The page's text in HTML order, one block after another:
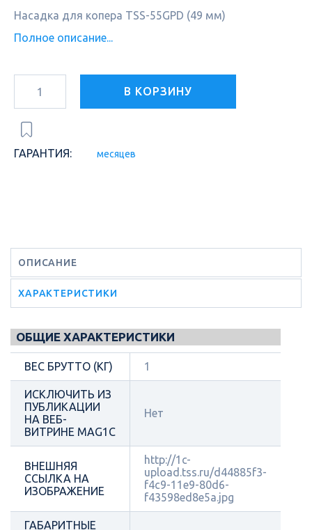
Насадка для копера TSS-55GPD (49 мм)
Полное описание...
В КОРЗИНУ
ГАРАНТИЯ: месяцев
ОПИСАНИЕ
ХАРАКТЕРИСТИКИ
ОБЩИЕ ХАРАКТЕРИСТИКИ
ВЕС БРУТТО (КГ) 1
ИСКЛЮЧИТЬ ИЗ
ПУБЛИКАЦИИ
НА ВЕБ-
ВИТРИНЕ MAG1C
Нет
ВНЕШНЯЯ
ССЫЛКА НА
ИЗОБРАЖЕНИЕ
http://1c-
upload.tss.ru/d44885f3-
f4c9-11e9-80d6-
f43598ed8e5a.jpg
ГАБАРИТНЫЕ